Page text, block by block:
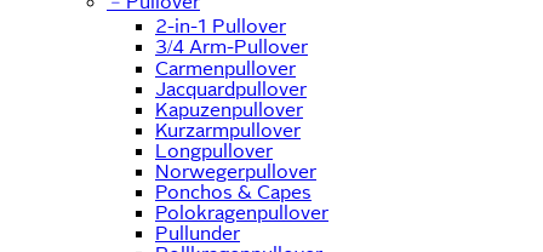
2-in-1 Pullover
3/4 Arm-Pullover
Carmenpullover
Jacquardpullover
Kapuzenpullover
Kurzarmpullover
Longpullover
Norwegerpullover
Ponchos & Capes
Polokragenpullover
Pullunder